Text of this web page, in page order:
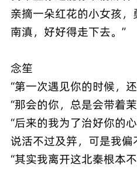
亲摘一朵红花的小女孩
南滇，好好得走下去。”
念笙
“第一次遇见你的时候，
“那会的你，总是会带着
“后来的我为了治好你的
说活不过及笄，可是我偏
“其实我离开这北秦根本